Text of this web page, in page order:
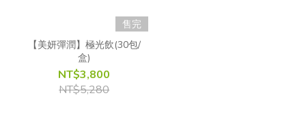
售完
【美妍彈潤】極光飲(30包/
盒)
NT$3,800
NT$5,280